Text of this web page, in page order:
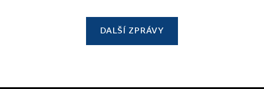
DALŠÍ ZPRÁVY